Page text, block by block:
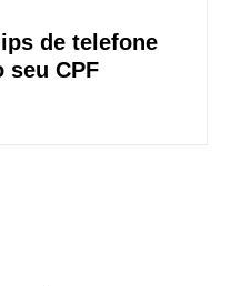
de telefone
seu CPF